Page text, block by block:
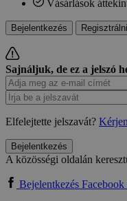
Vásárlások
Bejelentkezés
Sajnáljuk, de ez a jelszó
Elfelejtette jelszavát?
Bejelentkezés
A közösségi oldalán
Bejelentkezés